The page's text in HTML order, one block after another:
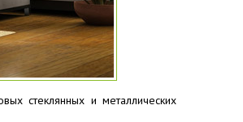
стеклянных и металлических